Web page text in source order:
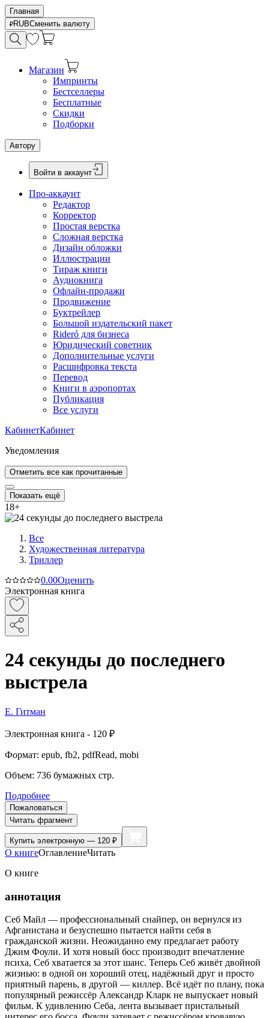
Главная
RUBСменить валюту
Магазин
Импринты
Бестселлеры
Бесплатные
Скидки
Подборки
Автору
Войти в аккаунт
Про-аккаунт
Редактор
Корректор
Простая верстка
Сложная верстка
Дизайн обложки
Иллюстрации
Тираж книги
Аудиокнига
Офлайн-продажи
Продвижение
Буктрейлер
Большой издательский пакет
Rideró для бизнеса
Юридический советник
Дополнительные услуги
Расшифровка текста
Перевод
Книги в аэропортах
Публикация
Все услуги
КабинетКабинет
Уведомления
Отметить все как прочитанные
Показать ещё
18+
Все
Художественная литература
Триллер
0.00Оценить
Электронная книга
24 секунды до последнего
выстрела
Е. Гитман
Электронная книга - 120 ₽
Формат: epub, fb2, pdfRead, mobi
Объем: 736 бумажных стр.
Подробнее
Пожаловаться
Читать фрагмент
Купить электронную — 120 ₽
О книгеОглавлениеЧитать
О книге
аннотация
Себ Майл — профессиональный снайпер, он вернулся из
Афганистана и безуспешно пытается найти себя в
гражданской жизни. Неожиданно ему предлагает работу
Джим Фоули. И хотя новый босс производит впечатление
психа, Себ хватается за этот шанс. Теперь Себ живёт двойной
жизнью: в одной он хороший отец, надёжный друг и просто
приятный парень, в другой — киллер. Всё идёт по плану, пока
популярный режиссёр Александр Кларк не выпускает новый
фильм. К удивлению Себа, лента вызывает пристальный